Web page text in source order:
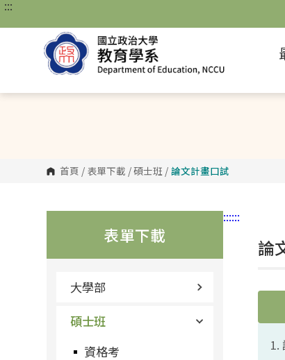
跳
主
:::
首頁 / 表單下載 /碩士班 / 論文計畫口試
:::
表單下載
大學部
碩士班
資格考
:::
論
1.